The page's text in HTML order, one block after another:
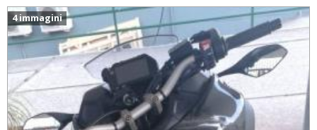
4 immagini